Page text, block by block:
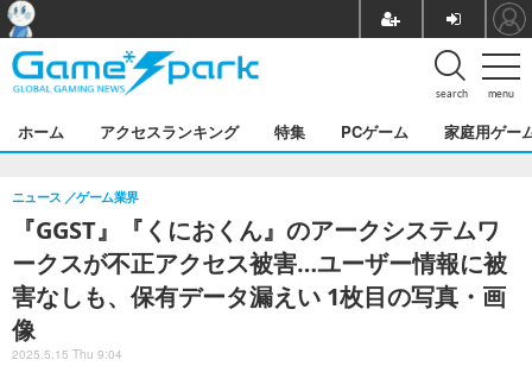
menu
search
ホーム アクセスランキング 特集 PCゲーム 家庭用ゲー
『GGST』『くにおくん』のアークシステムワ
ークスが不正アクセス被害…ユーザー情報に被
害なしも、保有データ漏えい 1枚目の写真・画
像
ニュース ゲーム業界
2025.5.15 Thu 9:04